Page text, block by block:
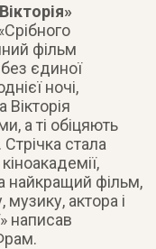
фільм
єдиної
ночі,
Вікторія
а ті обіцяють
стала
найкращий фільм,
актора і
написав